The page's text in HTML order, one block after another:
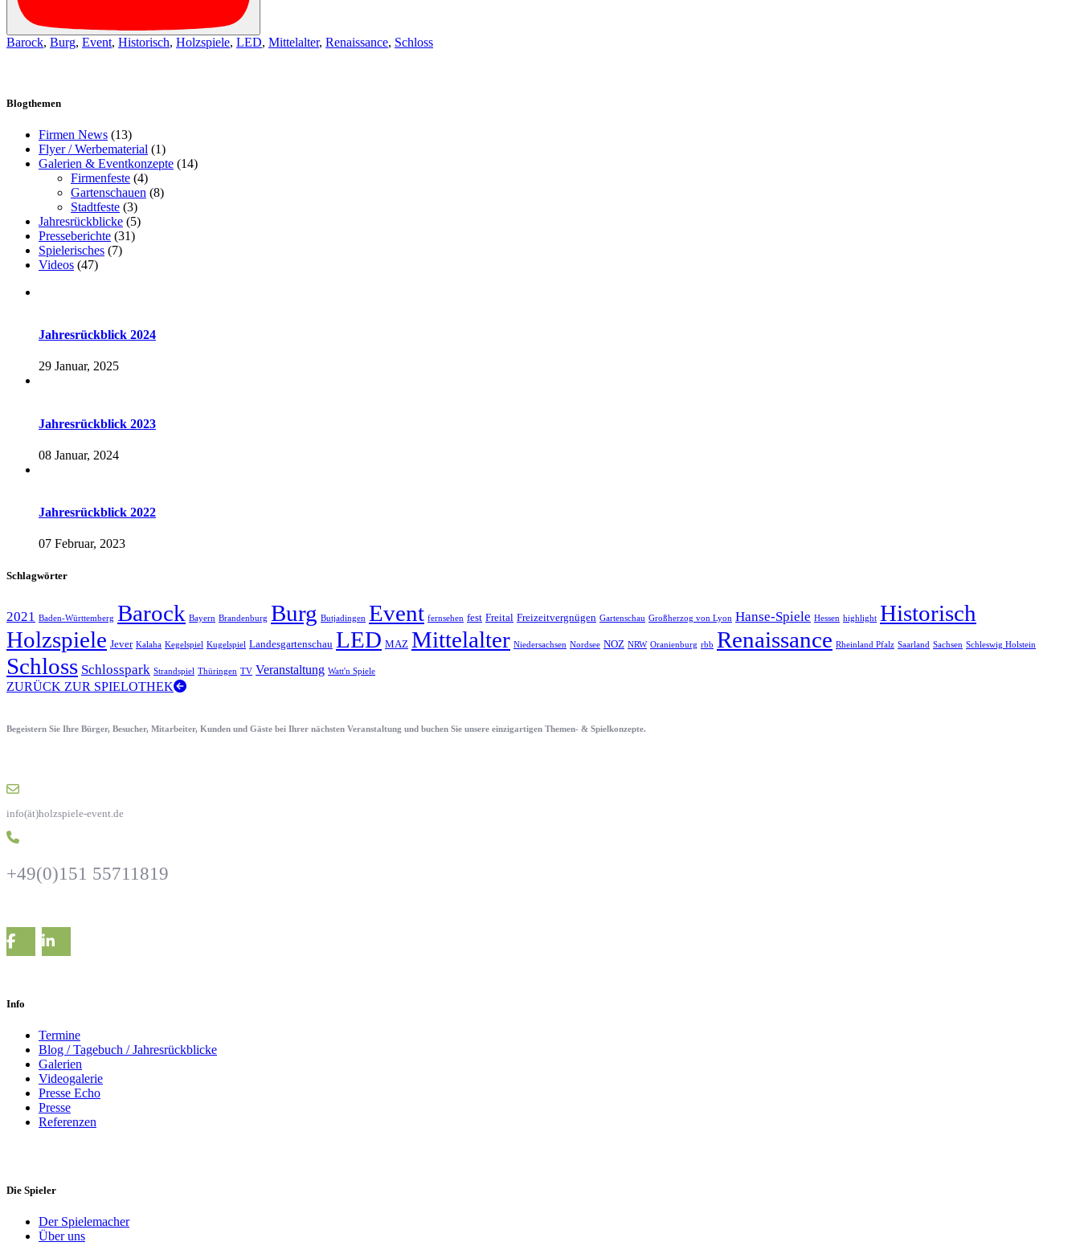
Barock, Burg, Event, Historisch, Holzspiele, LED, Mittelalter, Renaissance, Schloss
Blogthemen
Firmen News (13)
Flyer / Werbematerial (1)
Galerien & Eventkonzepte (14)
Firmenfeste (4)
Gartenschauen (8)
Stadtfeste (3)
Jahresrückblicke (5)
Presseberichte (31)
Spielerisches (7)
Videos (47)
Jahresrückblick 2024
29 Januar, 2025
Jahresrückblick 2023
08 Januar, 2024
Jahresrückblick 2022
07 Februar, 2023
Schlagwörter
2021 Baden-Württemberg Barock Bayern Brandenburg Burg Butjadingen Event fernsehen fest Freital Freizeitvergnügen Gartenschau Großherzog von Lyon Hanse-Spiele Hessen highlight Historisch
Holzspiele Jever Kalaha Kegelspiel Kugelspiel Landesgartenschau LED MAZ Mittelalter Niedersachsen Nordsee NOZ NRW Oranienburg rbb Renaissance Rheinland Pfalz Saarland Sachsen Schleswig Holstein
Schloss Schlosspark Strandspiel Thüringen TV Veranstaltung Watt'n Spiele
ZURÜCK ZUR SPIELOTHEK
Begeistern Sie Ihre Bürger, Besucher, Mitarbeiter, Kunden und Gäste bei Ihrer nächsten Veranstaltung und buchen Sie unsere einzigartigen Themen- & Spielkonzepte.
info(ät)holzspiele-event.de
+49(0)151 55711819
Info
Termine
Blog / Tagebuch / Jahresrückblicke
Galerien
Videogalerie
Presse Echo
Presse
Referenzen
Die Spieler
Der Spielemacher
Über uns